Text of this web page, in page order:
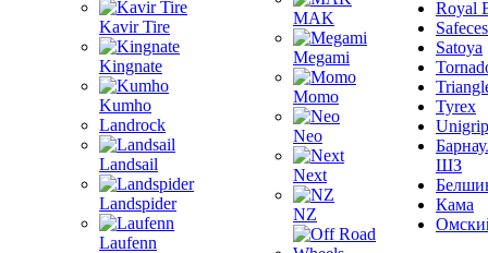
Kavir Tire
Kingnate
Kumho
Landrock
Landsail
Landspider
Laufenn
MAK
Megami
Momo
Neo
Next
NZ
Royal
Satoya
Tyrex
Unigrip
ШЗ
Кама